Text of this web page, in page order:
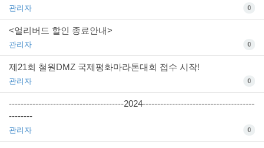
관리자 0
<얼리버드 할인 종료안내>
관리자 0
제21회 철원DMZ 국제평화마라톤대회 접수 시작!
관리자 0
---------------------------------------2024--------------------------------------
--------
관리자 0